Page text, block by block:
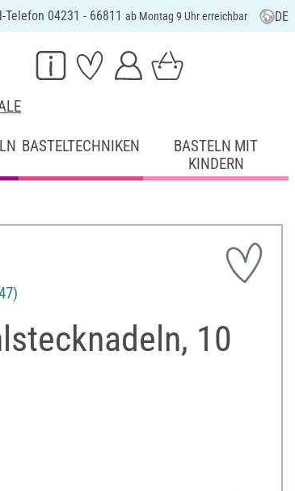
Telefon 04231 - 66811 ab Montag 9 Uhr erreichbar DE
BASTELTECHNIKEN
BASTELN MIT
KINDERN
10